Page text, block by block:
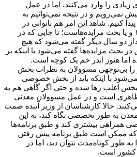
را وارد می‌کنند، اما در عمل
نمی‌رویم و در نتیجه نمی‌توانیم به
کنیم. شاهد این امر هم ناتوانی در
دسترسی به اهداف ۱۴۰۴ و یا بحث مزایده‌هاست؛ تا جایی که در
دو سال دیگر گفته می‌شود که هیچ
در بحث مزایده‌ها گفته می‌شود با اینکه بر
اما هنوز اندر خم یک کوچه است.
را بی‌توجهی مسوولان به نظرات بخش
با اینکه باید از بخش خصوصی
بخش اغلب رها شده و حتی اگر گاهی هم به
است و در عمل مسوولان معدنی
حالا کارشناسان از وزیر آینده صمت
معدن به طور تخصصی نگاه کند، به این
بیشتری کند و طبق برنامه‌ها
که ممکن است طبق برنامه پیش رفتن
طور کوتاه‌مدت نتوان دید، اما در
کشور است.